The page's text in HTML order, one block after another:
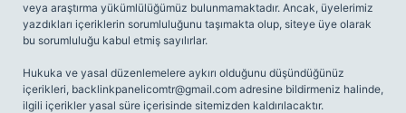
veya araştırma yükümlülüğümüz bulunmamaktadır. Ancak, üyelerimiz
yazdıkları içeriklerin sorumluluğunu taşımakta olup, siteye üye olarak
bu sorumluluğu kabul etmiş sayılırlar.
Hukuka ve yasal düzenlemelere aykırı olduğunu düşündüğünüz
içerikleri, backlinkpanelicomtr@gmail.com adresine bildirmeniz halinde,
ilgili içerikler yasal süre içerisinde sitemizden kaldırılacaktır.